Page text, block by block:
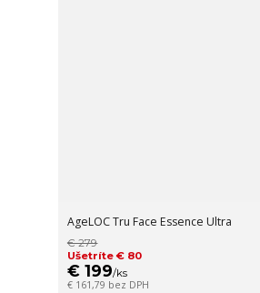
AgeLOC Tru Face Essence Ultra
€ 279
Ušetríte € 80
€ 199/ks
€ 161,79 bez DPH